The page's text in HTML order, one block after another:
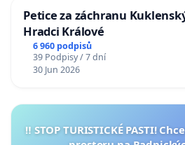
Petice za záchranu
Hradci Králové
6 960 podpisů
39 Podpisy / 7 dní
30 Jun 2026
‼️ STOP TURISTICKÉ PASTI!